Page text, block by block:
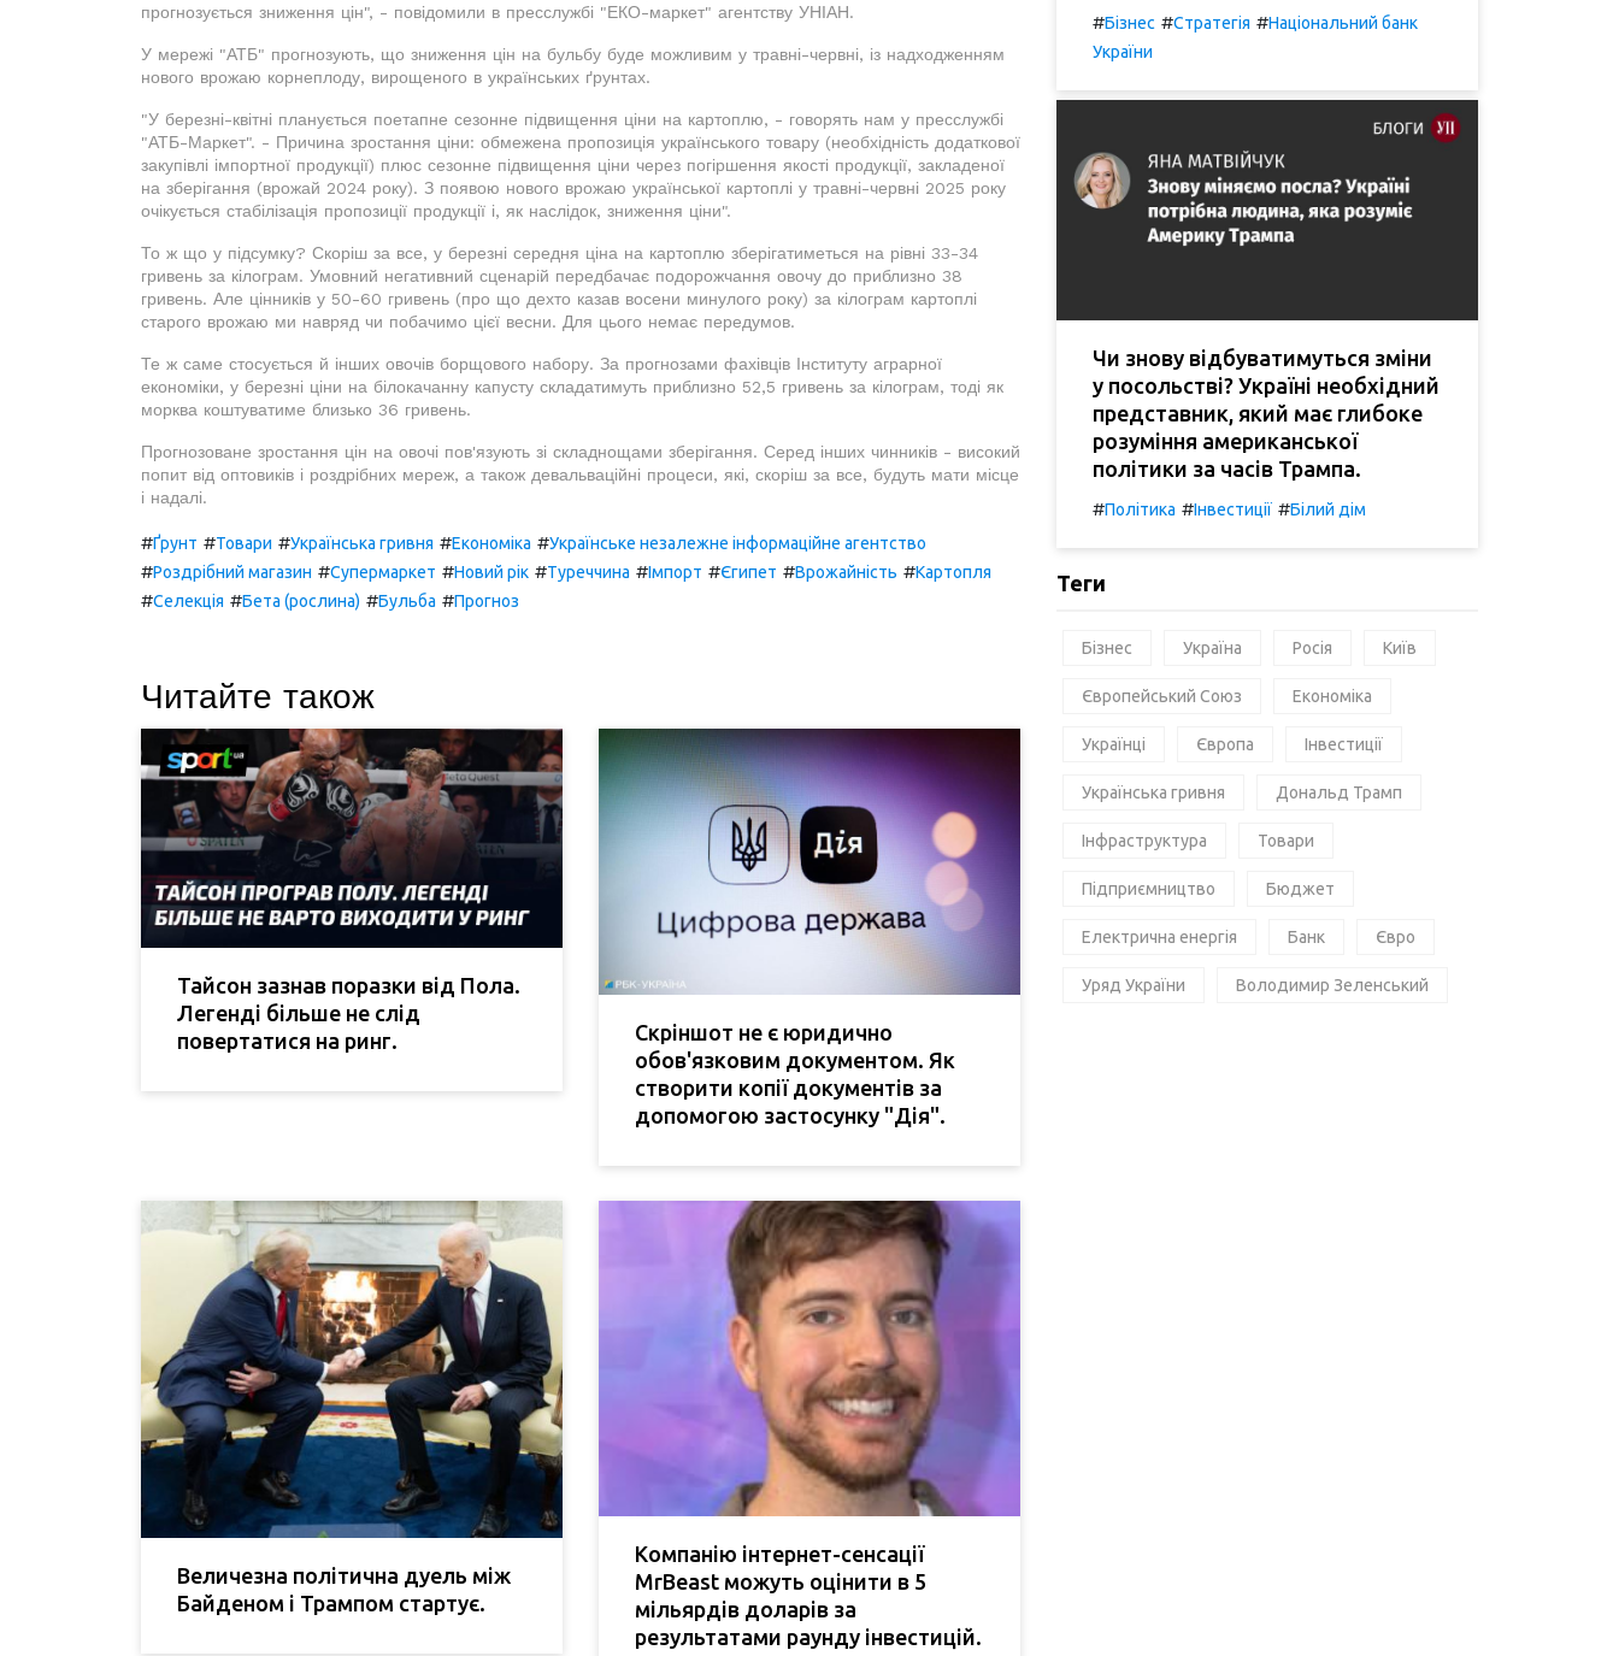
прогнозується зниження цін", - повідомили в пресслужбі "ЕКО-маркет" агентству УНІАН.
У мережі "АТБ" прогнозують, що зниження цін на бульбу буде можливим у травні-червні, із надходженням
нового врожаю корнеплоду, вирощеного в українських ґрунтах.
"У березні-квітні планується поетапне сезонне підвищення ціни на картоплю, - говорять нам у пресслужбі
"АТБ-Маркет". - Причина зростання ціни: обмежена пропозиція українського товару (необхідність додаткової
закупівлі імпортної продукції) плюс сезонне підвищення ціни через погіршення якості продукції, закладеної
на зберігання (врожай 2024 року). З появою нового врожаю української картоплі у травні-червні 2025 року
очікується стабілізація пропозиції продукції і, як наслідок, зниження ціни".
То ж що у підсумку? Скоріш за все, у березні середня ціна на картоплю зберігатиметься на рівні 33-34
гривень за кілограм. Умовний негативний сценарій передбачає подорожчання овочу до приблизно 38
гривень. Але цінників у 50-60 гривень (про що дехто казав восени минулого року) за кілограм картоплі
старого врожаю ми навряд чи побачимо цієї весни. Для цього немає передумов.
Те ж саме стосується й інших овочів борщового набору. За прогнозами фахівців Інституту аграрної
економіки, у березні ціни на білокачанну капусту складатимуть приблизно 52,5 гривень за кілограм, тоді як
морква коштуватиме близько 36 гривень.
Прогнозоване зростання цін на овочі пов'язують зі складнощами зберігання. Серед інших чинників - високий
попит від оптовиків і роздрібних мереж, а також девальваційні процеси, які, скоріш за все, будуть мати місце
і надалі.
#Ґрунт #Товари #Українська гривня #Економіка #Українське незалежне інформаційне агентство
#Роздрібний магазин #Супермаркет #Новий рік #Туреччина #Імпорт #Єгипет #Врожайність #Картопля
#Селекція #Бета (рослина) #Бульба #Прогноз
Читайте також
Тайсон зазнав поразки від Пола.
Легенді більше не слід
повертатися на ринг.
Скріншот не є юридично
обов'язковим документом. Як
створити копії документів за
допомогою застосунку "Дія".
Величезна політична дуель між
Байденом і Трампом стартує.
Компанію інтернет-сенсації
MrBeast можуть оцінити в 5
мільярдів доларів за
результатами раунду інвестицій.
#Бізнес #Стратегія #Національний банк
України
Чи знову відбуватимуться зміни
у посольстві? Україні необхідний
представник, який має глибоке
розуміння американської
політики за часів Трампа.
#Політика #Інвестиції #Білий дім
Теги
Бізнес Україна Росія Київ
Європейський Союз Економіка
Українці Європа Інвестиції
Українська гривня Дональд Трамп
Інфраструктура Товари
Підприємництво Бюджет
Електрична енергія Банк Євро
Уряд України Володимир Зеленський